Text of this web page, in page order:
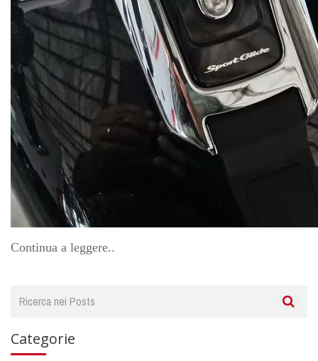
Continua a leggere..
Categorie